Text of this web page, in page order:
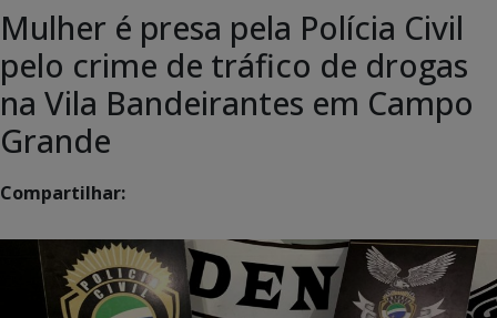
Mulher é presa pela Polícia Civil
pelo crime de tráfico de drogas
na Vila Bandeirantes em Campo
Grande
Compartilhar: